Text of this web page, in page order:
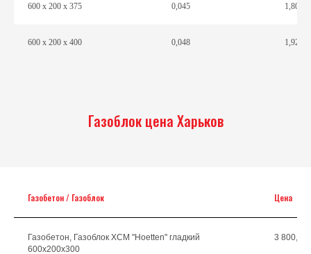
600 х 200 х 375 0,045 1,80
600 х 200 х 400 0,048 1,92
Газоблок цена Харьков
Газобетон / Газоблок Цена
Газобетон, Газоблок ХСМ "Hoetten" гладкий
600х200х300
3